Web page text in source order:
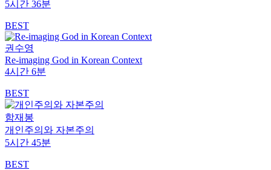
5시간 36분
BEST
권수영
Re-imaging God in Korean Context
4시간 6분
BEST
함재봉
개인주의와 자본주의
5시간 45분
BEST